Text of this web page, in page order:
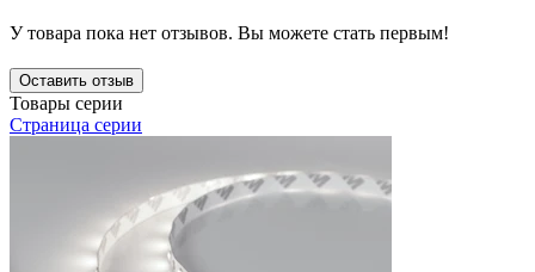
У товара пока нет отзывов. Вы можете стать первым!
Оставить отзыв
Товары серии
Страница серии